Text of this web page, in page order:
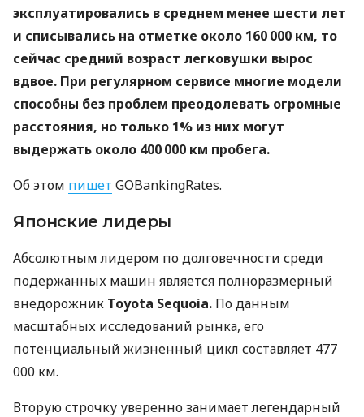
эксплуатировались в среднем менее шести лет
и списывались на отметке около 160 000 км, то
сейчас средний возраст легковушки вырос
вдвое. При регулярном сервисе многие модели
способны без проблем преодолевать огромные
расстояния, но только 1% из них могут
выдержать около 400 000 км пробега.
Об этом пишет GOBankingRates.
Японские лидеры
Абсолютным лидером по долговечности среди
подержанных машин является полноразмерный
внедорожник Toyota Sequoia. По данным
масштабных исследований рынка, его
потенциальный жизненный цикл составляет 477
000 км.
Вторую строчку уверенно занимает легендарный